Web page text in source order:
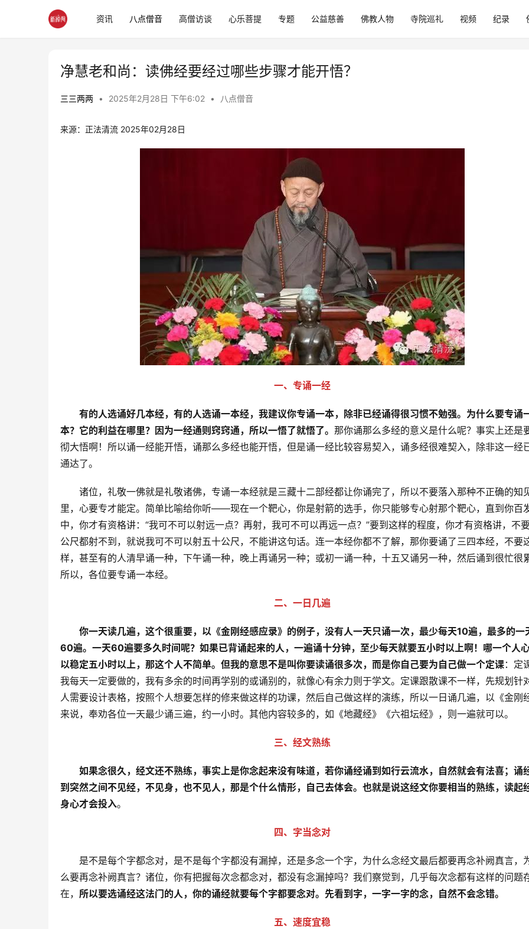
资讯 八点僧音 高僧访谈 心乐菩提 专题 公益慈善 佛教人物 寺院巡礼 视频 纪录
净慧老和尚：读佛经要经过哪些步骤才能开悟？
三三两两 • 2025年2月28日 下午6:02 • 八点僧音
来源：正法清流 2025年02月28日
一、专诵一经
有的人选诵好几本经，有的人选诵一本经，我建议你专诵一本，除非已经诵得很习惯不勉强。为什么要专诵
本？它的利益在哪里？因为一经通则窍窍通，所以一悟了就悟了。 那你诵那么多经的意义是什么呢？事实上还是
彻大悟啊！所以诵一经能开悟，诵那么多经也能开悟，但是诵一经比较容易契入，诵多经很难契入，除非这一经
通达了。
诸位，礼敬一佛就是礼敬诸佛，专诵一本经就是三藏十二部经都让你诵完了，所以不要落入那种不正确的知
里，心要专才能定。简单比喻给你听——现在一个靶心，你是射箭的选手，你只能够专心射那个靶心，直到你百
中，你才有资格讲：“我可不可以射远一点？再射，我可不可以再远一点？”要到这样的程度，你才有资格讲，不
公尺都射不到，就说我可不可以射五十公尺，不能讲这句话。连一本经你都不了解，那你要诵了三四本经，不要
样，甚至有的人清早诵一种，下午诵一种，晚上再诵另一种；或初一诵一种，十五又诵另一种，然后诵到很忙很累
所以，各位要专诵一本经。
二、一日几遍
你一天读几遍，这个很重要，以《金刚经感应录》的例子，没有人一天只诵一次，最少每天10遍，最多的一
60遍。一天60遍要多久时间呢？如果已背诵起来的人，一遍诵十分钟，至少每天就要五小时以上啊！哪一个人
以稳定五小时以上，那这个人不简单。但我的意思不是叫你要读诵很多次，而是你自己要为自己做一个定课：定
我每天一定要做的，我有多余的时间再学别的或诵别的，就像心有余力则于学文。定课跟散课不一样，先规划针
人需要设计表格，按照个人想要怎样的修来做这样的功课，然后自己做这样的演练，所以一日诵几遍，以《金刚
来说，奉劝各位一天最少诵三遍，约一小时。其他内容较多的，如《地藏经》《六祖坛经》，则一遍就可以。
三、经文熟练
如果念很久，经文还不熟练，事实上是你念起来没有味道，若你诵经诵到如行云流水，自然就会有法喜；诵
到突然之间不见经，不见身，也不见人，那是个什么情形，自己去体会。也就是说这经文你要相当的熟练，读起
身心才会投入。
四、字当念对
是不是每个字都念对，是不是每个字都没有漏掉，还是多念一个字，为什么念经文最后都要再念补阙真言，
么要再念补阙真言？诸位，你有把握每次念都念对，都没有念漏掉吗？我们察觉到，几乎每次念都有这样的问题
在， 所以要选诵经这法门的人，你的诵经就要每个字都要念对。先看到字，一字一字的念，自然不会念错。
五、速度宜稳